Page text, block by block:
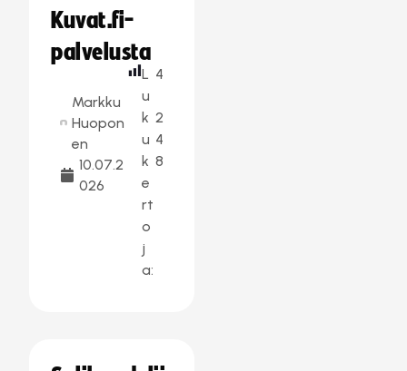
Kuvat.fi-
palvelusta
Markku
Huopon
en
10.07.2
026
L
u
k
u
k
e
rt
o
j
a:
4
2
4
8